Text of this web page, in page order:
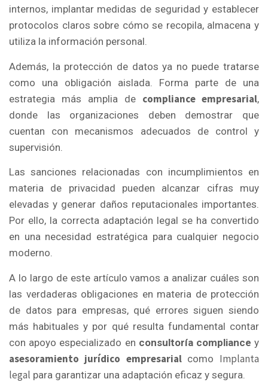
internos, implantar medidas de seguridad y establecer
protocolos claros sobre cómo se recopila, almacena y
utiliza la información personal.
Además, la protección de datos ya no puede tratarse
como una obligación aislada. Forma parte de una
estrategia más amplia de compliance empresarial,
donde las organizaciones deben demostrar que
cuentan con mecanismos adecuados de control y
supervisión.
Las sanciones relacionadas con incumplimientos en
materia de privacidad pueden alcanzar cifras muy
elevadas y generar daños reputacionales importantes.
Por ello, la correcta adaptación legal se ha convertido
en una necesidad estratégica para cualquier negocio
moderno.
A lo largo de este artículo vamos a analizar cuáles son
las verdaderas obligaciones en materia de protección
de datos para empresas, qué errores siguen siendo
más habituales y por qué resulta fundamental contar
con apoyo especializado en consultoría compliance y
asesoramiento jurídico empresarial como Implanta
legal para garantizar una adaptación eficaz y segura.